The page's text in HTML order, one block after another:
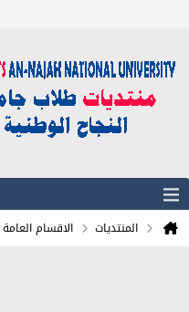
المنتديات الاقسام العامة